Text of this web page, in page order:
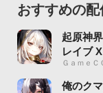
おすすめの配
起原神
レイブ X
ＧａｍｅＣ
俺のク